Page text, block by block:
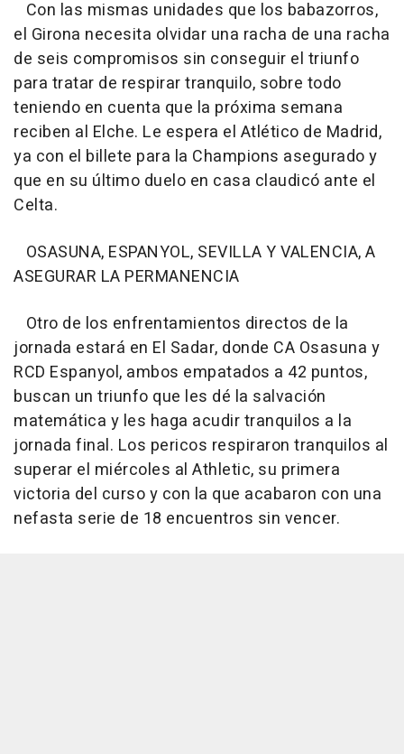
Con las mismas unidades que los babazorros,
el Girona necesita olvidar una racha de una racha
de seis compromisos sin conseguir el triunfo
para tratar de respirar tranquilo, sobre todo
teniendo en cuenta que la próxima semana
reciben al Elche. Le espera el Atlético de Madrid,
ya con el billete para la Champions asegurado y
que en su último duelo en casa claudicó ante el
Celta.
OSASUNA, ESPANYOL, SEVILLA Y VALENCIA, A
ASEGURAR LA PERMANENCIA
Otro de los enfrentamientos directos de la
jornada estará en El Sadar, donde CA Osasuna y
RCD Espanyol, ambos empatados a 42 puntos,
buscan un triunfo que les dé la salvación
matemática y les haga acudir tranquilos a la
jornada final. Los pericos respiraron tranquilos al
superar el miércoles al Athletic, su primera
victoria del curso y con la que acabaron con una
nefasta serie de 18 encuentros sin vencer.